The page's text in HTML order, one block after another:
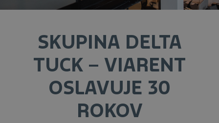
SKUPINA DELTA
TUCK – VIARENT
OSLAVUJE 30
ROKOV